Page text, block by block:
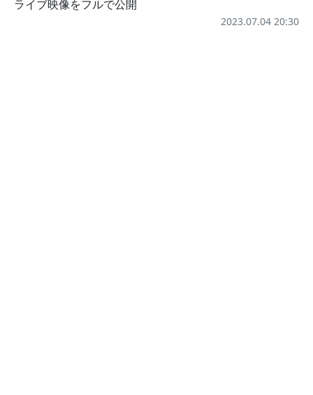
ライブ映像をフルで公開
2023.07.04 20:30